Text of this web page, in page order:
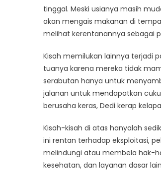
tinggal. Meski usianya masih
akan mengais makanan di
melihat kerentanannya sebagai
Kisah memilukan lainnya terjadi
tuanya karena mereka tidak
serabutan hanya untuk
jalanan untuk mendapatkan
berusaha keras, Dedi kerap
Kisah-kisah di atas hanyalah
ini rentan terhadap eksploitasi,
melindungi atau membela hak-
kesehatan, dan layanan dasar